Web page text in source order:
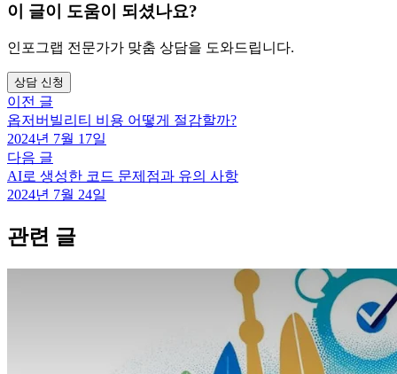
이 글이 도움이 되셨나요?
인포그랩 전문가가 맞춤 상담을 도와드립니다.
상담 신청
이전 글
옵저버빌리티 비용 어떻게 절감할까?
2024년 7월 17일
다음 글
AI로 생성한 코드 문제점과 유의 사항
2024년 7월 24일
관련 글